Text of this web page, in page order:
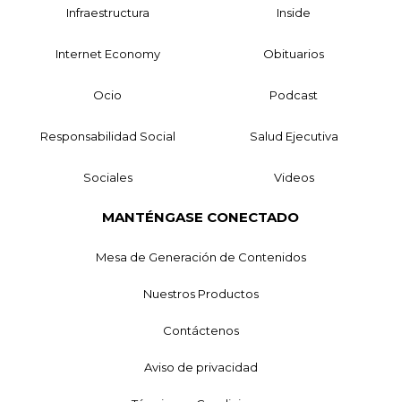
Infraestructura Inside
Internet Economy Obituarios
Ocio Podcast
Responsabilidad Social Salud Ejecutiva
Sociales Videos
MANTÉNGASE CONECTADO
Mesa de Generación de Contenidos
Nuestros Productos
Contáctenos
Aviso de privacidad